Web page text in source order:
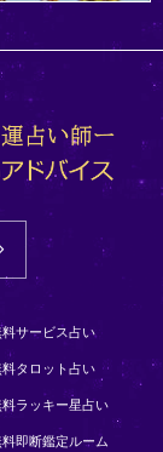
料サービス占い
料タロット占い
料ラッキー星占い
料即断鑑定ルーム